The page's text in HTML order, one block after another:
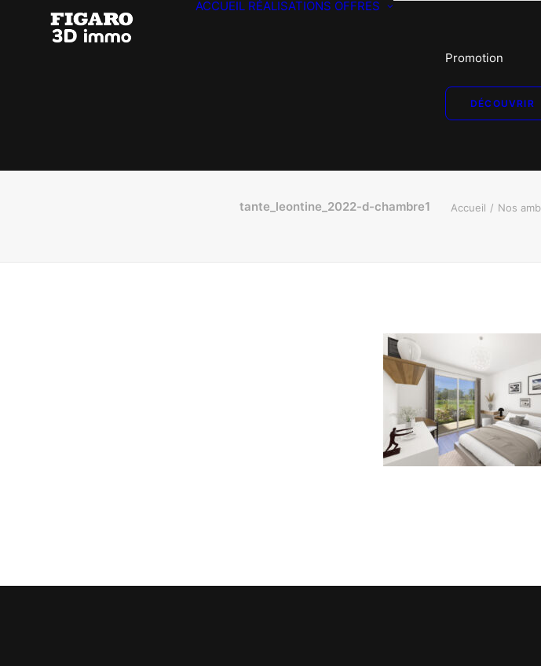
ACCUEIL RÉALISATIONS OFFRES
Promotion
DÉCOUVRIR
tante_leontine_2022-d-chambre1 Accueil
Nos